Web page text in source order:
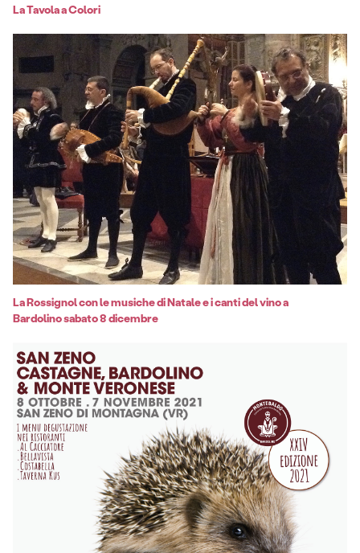
La Tavola a Colori
La Rossignol con le musiche di Natale e i canti del vino a
Bardolino sabato 8 dicembre